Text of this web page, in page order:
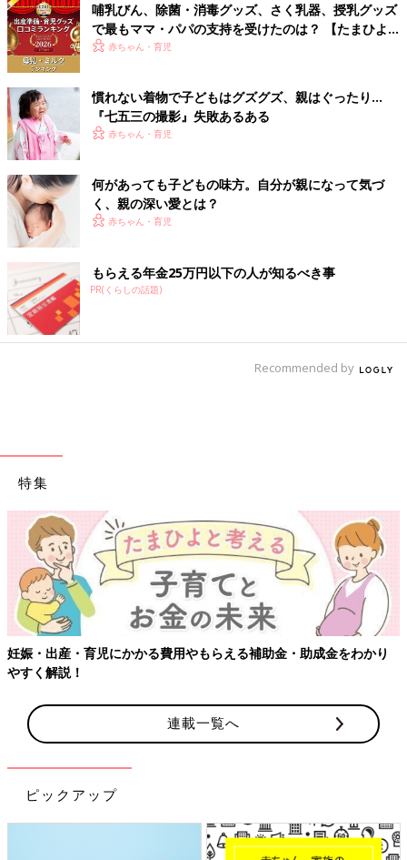
す」
2020年までにプラスチック製の使い捨てストローの廃止を決め
ているカフェやファミレスチェーンも。
子どもの学びが変わり、東京オリンピック・パラリンピックがあ
り、ファミレスからストローが消え、年末には嵐が活動休
止……。2020年はかなり忙しい1年になりそうですね。
■関連：【主婦調査】働き方改革で収入が「減った」と感じてい
る家庭は何割？
■文中のコメントは口コミサイト『ウィメンズパーク』の投稿を
再編集したものです。
哺乳びん、除菌・消毒グッズ、さく乳器、授乳グッズ
で最もママ・パパの支持を受けたのは？ 【たまひよ
赤ちゃんグッズ大賞2026】
赤ちゃん・育児
慣れない着物で子どもはグズグズ、親はぐったり…
『七五三の撮影』失敗あるある
赤ちゃん・育児
何があっても子どもの味方。自分が親になって気づ
く、親の深い愛とは？
赤ちゃん・育児
もらえる年金25万円以下の人が知るべき事
PR(くらしの話題)
Recommended by
特集
妊娠・出産・育児にかかる費用やもらえる補助金・助成金をわかり
やすく解説！
連載一覧へ
ピックアップ